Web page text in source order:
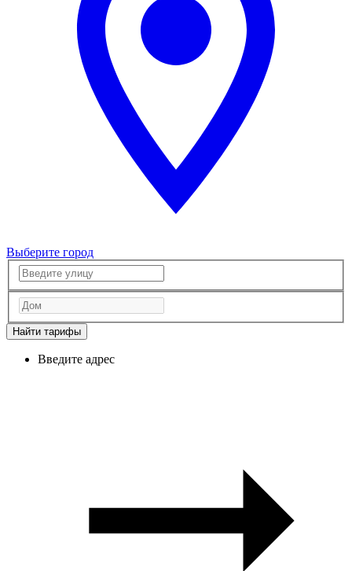
Выберите город
Найти тарифы
Введите адрес